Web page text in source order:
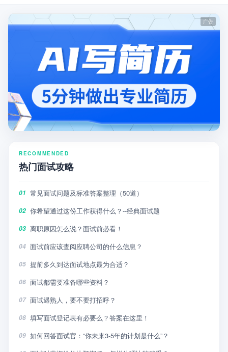
RECOMMENDED
热门面试攻略
01 常见面试问题及标准答案整理（50道）
02 你希望通过这份工作获得什么？--经典面试题
03 离职原因怎么说？面试前必看！
04 面试前应该查阅应聘公司的什么信息？
05 提前多久到达面试地点最为合适？
06 面试都需要准备哪些资料？
07 面试遇熟人，要不要打招呼？
08 填写面试登记表有必要么？答案在这里！
09 如何回答面试官：“你未来3-5年的计划是什么”？